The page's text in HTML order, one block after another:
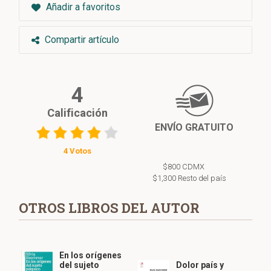
Añadir a favoritos
Compartir artículo
4
Calificación
4 Votos
ENVÍO GRATUITO
$800 CDMX
$1,300 Resto del país
OTROS LIBROS DEL AUTOR
En los orígenes
del sujeto
Dolor país y